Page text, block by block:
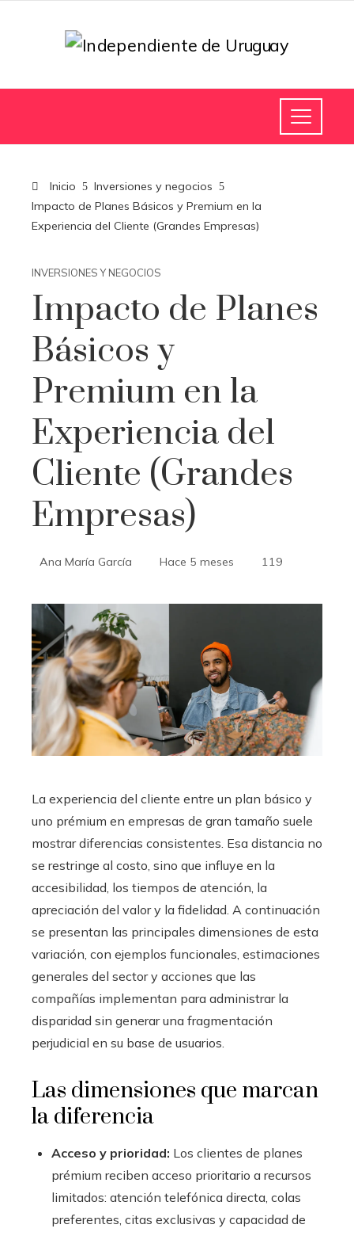
Inicio
Inversiones y negocios
Impacto de Planes Básicos y Premium en la
Experiencia del Cliente (Grandes Empresas)
INVERSIONES Y NEGOCIOS
Impacto de Planes
Básicos y
Premium en la
Experiencia del
Cliente (Grandes
Empresas)
Ana María García Hace 5 meses 119
La experiencia del cliente entre un plan básico y
uno prémium en empresas de gran tamaño suele
mostrar diferencias consistentes. Esa distancia no
se restringe al costo, sino que influye en la
accesibilidad, los tiempos de atención, la
apreciación del valor y la fidelidad. A continuación
se presentan las principales dimensiones de esta
variación, con ejemplos funcionales, estimaciones
generales del sector y acciones que las
compañías implementan para administrar la
disparidad sin generar una fragmentación
perjudicial en su base de usuarios.
Las dimensiones que marcan
la diferencia
Acceso y prioridad: Los clientes de planes
prémium reciben acceso prioritario a recursos
limitados: atención telefónica directa, colas
preferentes, citas exclusivas y capacidad de